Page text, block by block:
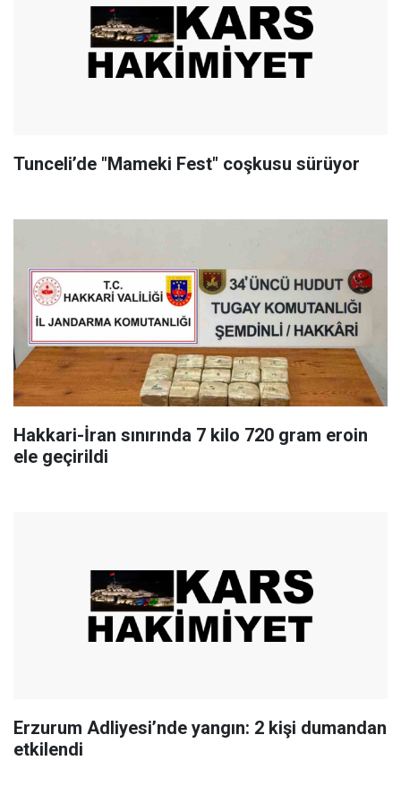
Tunceli’de "Mameki Fest" coşkusu sürüyor
Hakkari-İran sınırında 7 kilo 720 gram eroin
ele geçirildi
Erzurum Adliyesi’nde yangın: 2 kişi dumandan
etkilendi